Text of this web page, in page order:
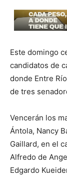
Este domingo
candidatos de
donde Entre
de tres
Vencerán los
Ántola, Nancy
Gaillard, en el
Alfredo de
Edgardo